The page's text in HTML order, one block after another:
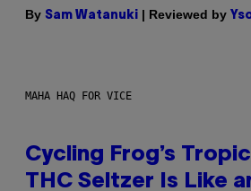
By Sam Watanuki | Reviewed by
MAHA HAQ FOR VICE
Cycling Frog’s
THC Seltzer Is Like